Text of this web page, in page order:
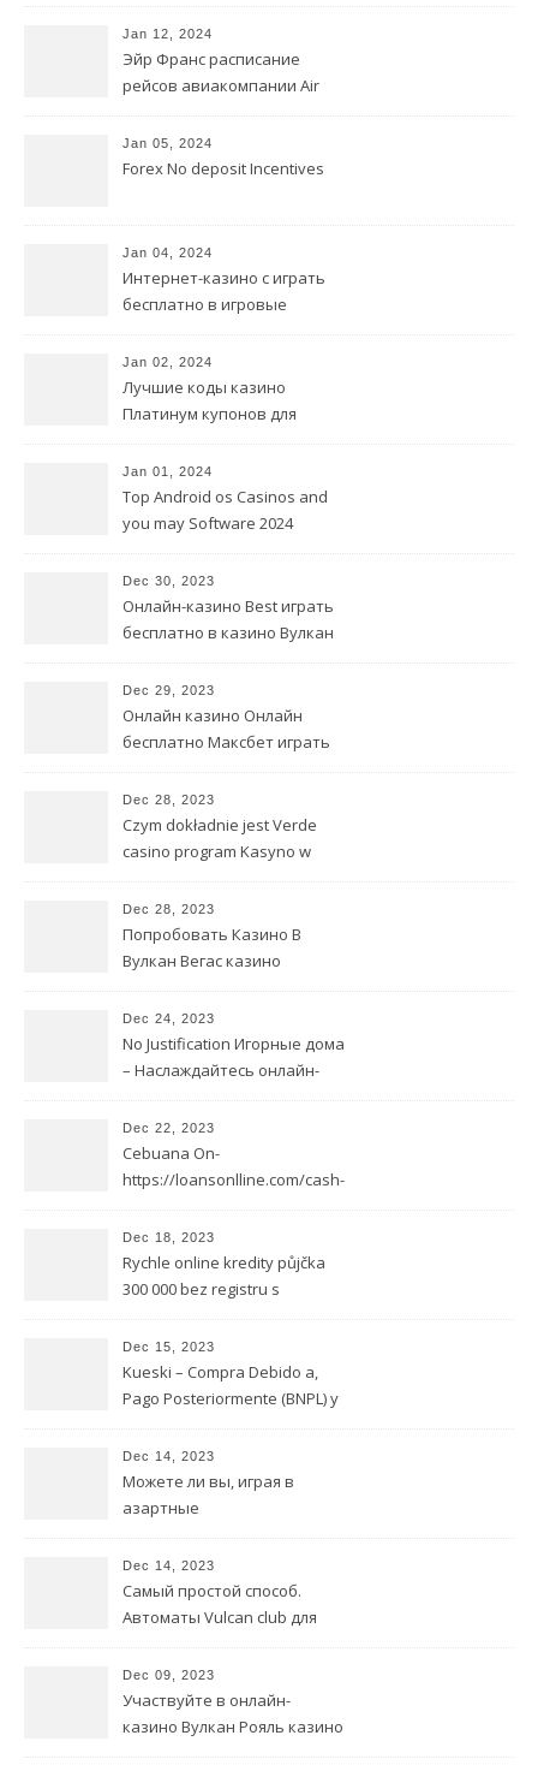
Jan 12, 2024
Эйр Франс расписание
рейсов авиакомпании Air
самолетов
Jan 05, 2024
Forex No deposit Incentives
Jan 04, 2024
Интернет-казино с играть
бесплатно в игровые
бесплатной регистрацией.
Jan 02, 2024
Лучшие коды казино
Платинум купонов для
Jan 01, 2024
Top Android os Casinos and
you may Software 2024
Dec 30, 2023
Онлайн-казино Best играть
бесплатно в казино Вулкан
Dec 29, 2023
Онлайн казино Онлайн
бесплатно Максбет играть
игровых автоматов
Dec 28, 2023
Czym dokładnie jest Verde
casino program Kasyno w
Dec 28, 2023
Попробовать Казино В
Вулкан Вегас казино
автоматы Бесплатно
Dec 24, 2023
No Justification Игорные дома
– Наслаждайтесь онлайн-
тестированием
видеопокерных автоматов
бесплатно без меню
Dec 22, 2023
Cebuana On-
https://loansonlline.com/cash-
Dec 18, 2023
Rychle online kredity půjčka
300 000 bez registru s
Dec 15, 2023
Kueski – Compra Debido a,
Pago Posteriormente (BNPL) y
queretaro transpirado
Compañía de Préstamos en el
Gasto online referente a
Dec 14, 2023
Можете ли вы, играя в
азартные
игры, получить реальный
доход?
Dec 14, 2023
Самый простой способ.
Автоматы Vulcan club для
Бонусы.
Dec 09, 2023
Участвуйте в онлайн-
казино Вулкан Рояль казино